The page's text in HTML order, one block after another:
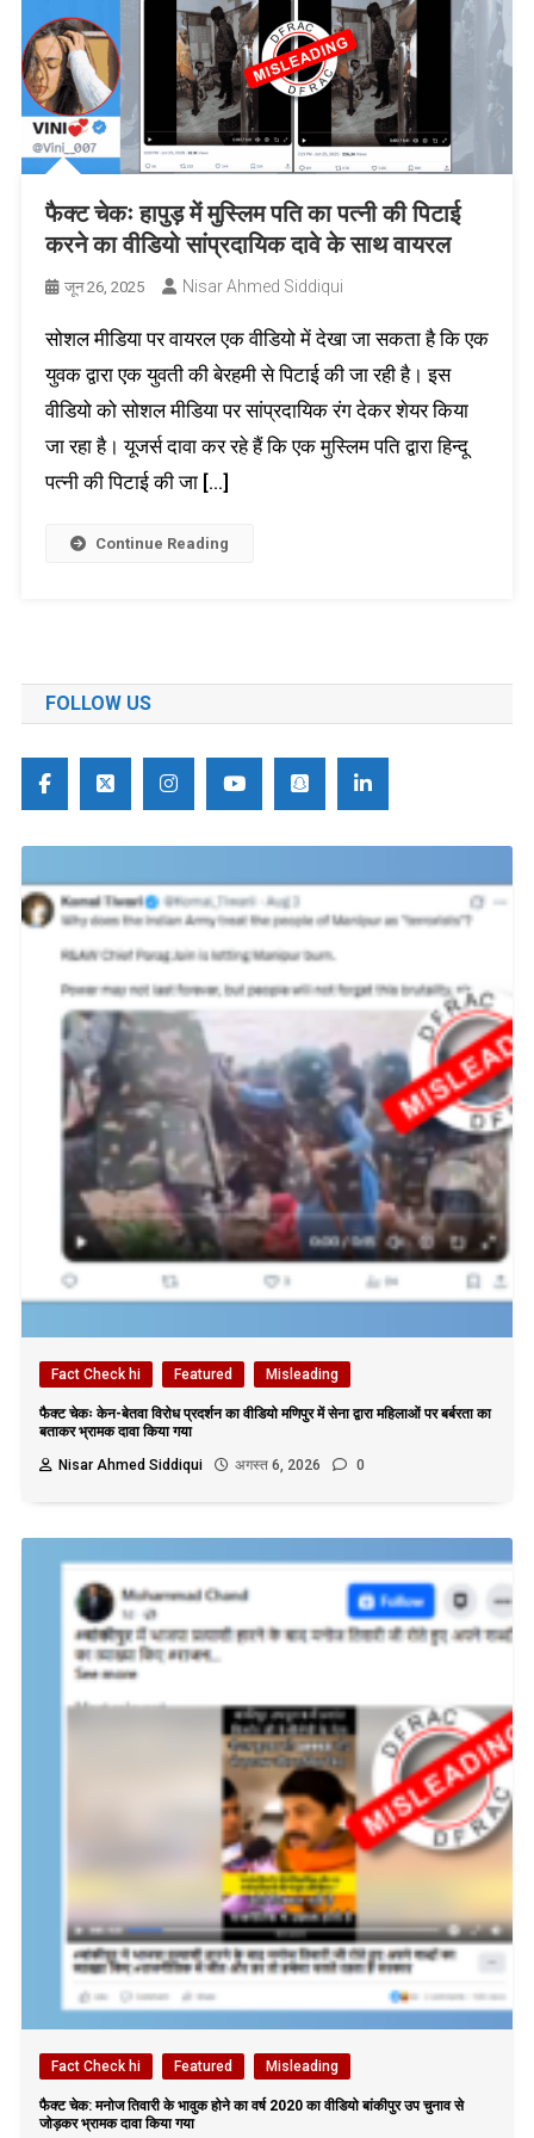
फैक्ट चेकः हापुड़ में मुस्लिम पति का पत्नी की पिटाई
करने का वीडियो सांप्रदायिक दावे के साथ वायरल
जून 26, 2025 Nisar Ahmed Siddiqui
सोशल मीडिया पर वायरल एक वीडियो में देखा जा सकता है कि एक
युवक द्वारा एक युवती की बेरहमी से पिटाई की जा रही है। इस
वीडियो को सोशल मीडिया पर सांप्रदायिक रंग देकर शेयर किया
जा रहा है। यूजर्स दावा कर रहे हैं कि एक मुस्लिम पति द्वारा हिन्दू
पत्नी की पिटाई की जा […]
Continue Reading
FOLLOW US
Fact Check hi Featured Misleading
फैक्ट चेकः केन-बेतवा विरोध प्रदर्शन का वीडियो मणिपुर में सेना द्वारा महिलाओं पर बर्बरता का
बताकर भ्रामक दावा किया गया
Nisar Ahmed Siddiqui
अगस्त 6, 2026 0
Fact Check hi Featured Misleading
फैक्ट चेक: मनोज तिवारी के भावुक होने का वर्ष 2020 का वीडियो बांकीपुर उप चुनाव से
जोड़कर भ्रामक दावा किया गया